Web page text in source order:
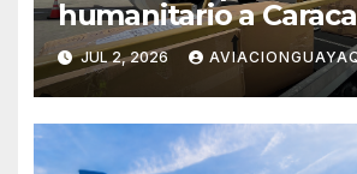
humanitario a
terremoto en
JUL 2, 2026